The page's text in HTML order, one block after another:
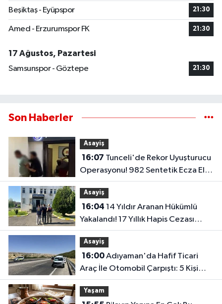
Beşiktaş - Eyüpspor 21:30
Amed - Erzurumspor FK 21:30
17 Ağustos, Pazartesi
Samsunspor - Göztepe
21:30
Son Haberler
Asayiş
16:07
Operasyonu! 982 Sentetik Ecza Ele
Geçirildi..
Asayiş
16:04
Yakalandı! 17 Yıllık Hapis Cezası
Bulunuyordu..
Asayiş
16:00Adıyaman'da Hafif Ticari
Araç İle Otomobil Çarpıştı: 5 Kişi
Yaralandı
Yaşam